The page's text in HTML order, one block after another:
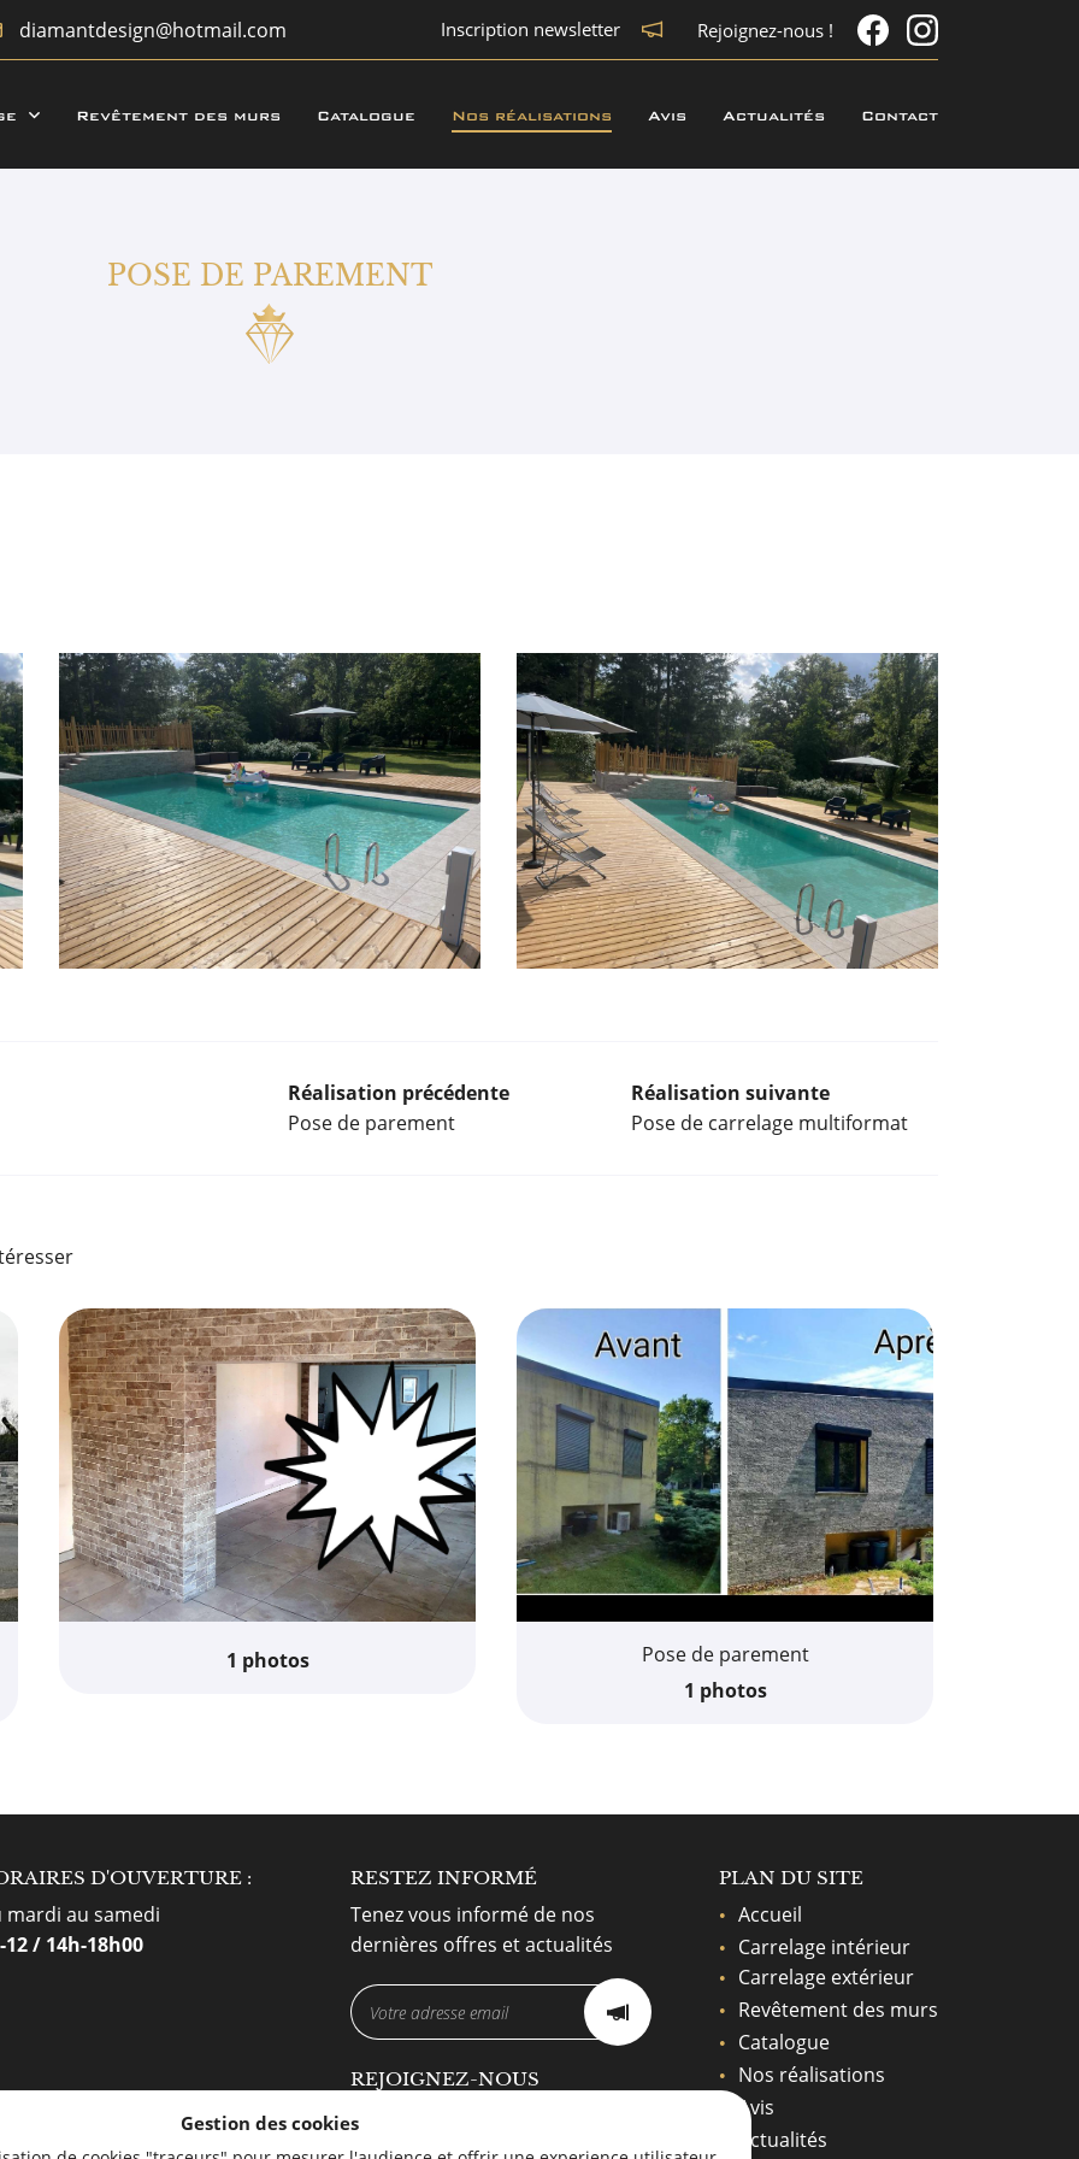
Inscription newsletter Rejoignez-nous !
Revêtement des murs Catalogue Nos réalisations Avis Actualités Contact
POSE DE PAREMENT
Réalisation précédente
Pose de parement
Réalisation suivante
Pose de carrelage multiformat
1 photos
Pose de parement
1 photos
DESIGN DOMERAT
des Ardillats
Domerat
DIAMANT DESIGN
171 Avenue Raoul Aladenize
18500 Mehun-sur-Yèvre
07 82 77 32 90
DIAMANT DESIGN DOMERAT
4 Rue des Ardillats
03490 Domerat
Afficher la carte
D'OUVERTURE :
mardi au samedi
12 / 14h-18h00
RESTEZ INFORMÉ
Tenez vous informé de nos
dernières offres et actualités
REJOIGNEZ-NOUS
PLAN DU SITE
Accueil
Carrelage intérieur
Carrelage extérieur
Revêtement des murs
Catalogue
Nos réalisations
Avis
Actualités
Gestion des cookies